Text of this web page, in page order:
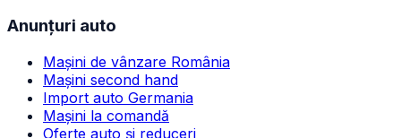
Anunțuri auto
Mașini de vânzare România
Mașini second hand
Import auto Germania
Mașini la comandă
Oferte auto și reduceri